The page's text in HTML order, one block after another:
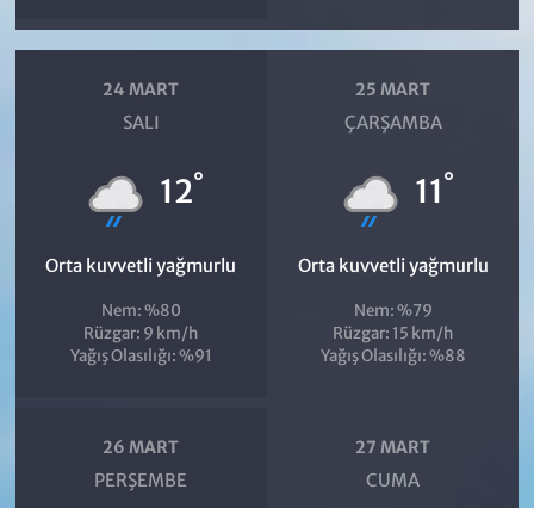
24 MART
SALI
12°
Orta kuvvetli yağmurlu
Nem: %80
Rüzgar: 9 km/h
Yağış Olasılığı: %91
25 MART
ÇARŞAMBA
11°
Orta kuvvetli yağmurlu
Nem: %79
Rüzgar: 15 km/h
Yağış Olasılığı: %88
26 MART
PERŞEMBE
27 MART
CUMA